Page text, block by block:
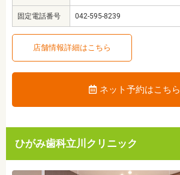
固定電話番号 042-595-8239
店舗情報詳細はこちら
ネット予約はこちら
ひがみ歯科立川クリニック